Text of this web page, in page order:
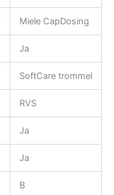
Miele CapDosing
Ja
SoftCare trommel
RVS
Ja
Ja
B